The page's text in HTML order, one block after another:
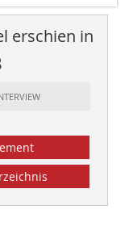
erschien in